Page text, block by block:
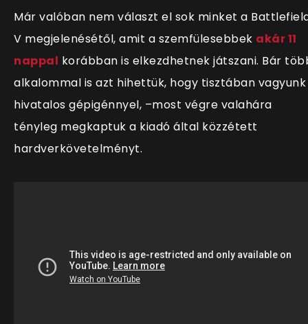
Már valóban nem választ el sok minket a
V megjelenésétől, amit a szemfülesebbek akár 11
nappal korábban is elkezdhetnek játszani. Bár
alkalommal is azt hihettük, hogy tisztában
hivatalos gépigénnyel, –most végre valahára
tényleg megkaptuk a kiadó által közzétett
hardverkövetelményt.